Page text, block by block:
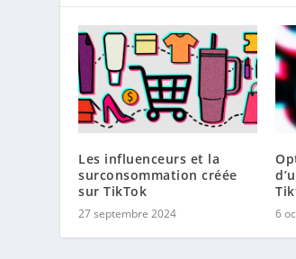
Les influenceurs et la
surconsommation créée
sur TikTok
27 septembre 2024 6